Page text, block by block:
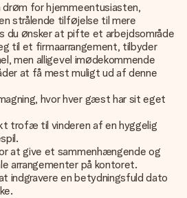
for hjemmeentusiasten,
strålende tilføjelse til mere
du ønsker at pifte et arbejdsområde
til et firmaarrangement, tilbyder
men alligevel imødekommende
at få mest muligt ud af denne
hvor hver gæst har sit eget
trofæ til vinderen af en hyggelig
at give et sammenhængende og
arrangementer på kontoret.
indgravere en betydningsfuld dato